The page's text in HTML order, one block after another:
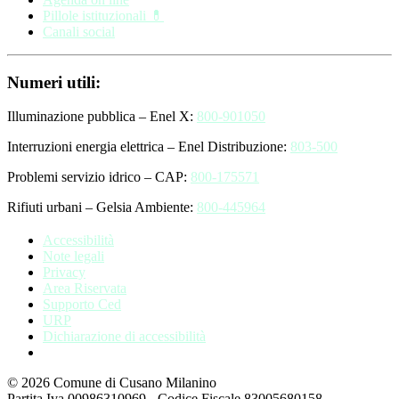
Pillole istituzionali 💊
Canali social
Numeri utili:
Illuminazione pubblica – Enel X: 800-901050
Interruzioni energia elettrica – Enel Distribuzione: 803-500
Problemi servizio idrico – CAP: 800-175571
Rifiuti urbani – Gelsia Ambiente: 800-445964
Accessibilità
Note legali
Privacy
Area Riservata
Supporto Ced
URP
Dichiarazione di accessibilità
© 2026 Comune di Cusano Milanino